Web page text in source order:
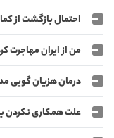
احتمال بازگشت از کما با
من از ایران مهاجرت
درمان هزیان گویی
علت همکاری نکردن